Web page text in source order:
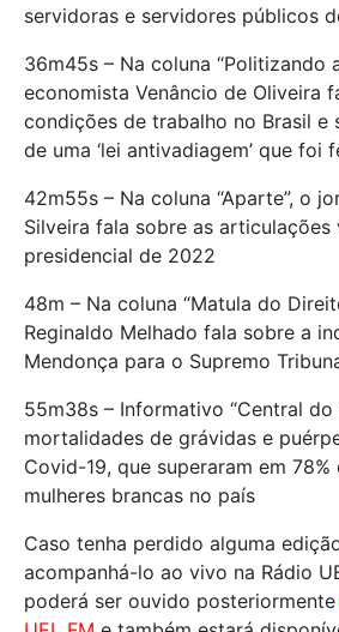
servidoras e servidores públicos
36m45s – Na coluna “Politizando
economista Venâncio de Oliveira
condições de trabalho no Brasil e
de uma ‘lei antivadiagem’ que foi
42m55s – Na coluna “Aparte”, o
Silveira fala sobre as articulações
presidencial de 2022
48m – Na coluna “Matula do
Reginaldo Melhado fala sobre a
Mendonça para o Supremo
55m38s – Informativo “Central do
mortalidades de grávidas e
Covid-19, que superaram em
mulheres brancas no país
Caso tenha perdido alguma
acompanhá-lo ao vivo na Rádio
poderá ser ouvido posteriormente